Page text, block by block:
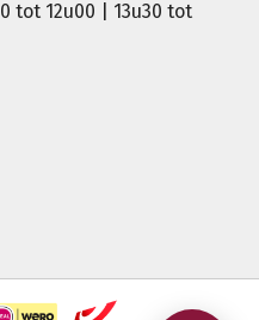
tot 12u00 | 13u30 tot